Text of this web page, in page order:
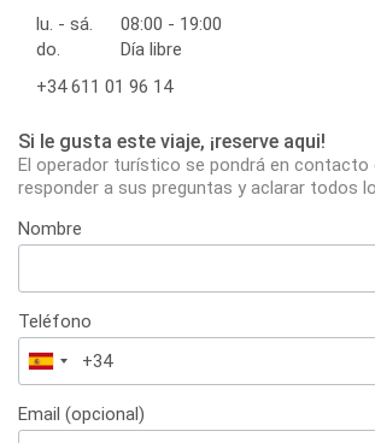
lu. - sá.
08:00 - 19:00
do.
Día libre
+34 611 01 96 14
Si le gusta este viaje, ¡reserve aqui!
El operador turístico se pondrá en contacto
responder a sus preguntas y aclarar todos
Nombre
Teléfono
España
+34
Email (opcional)